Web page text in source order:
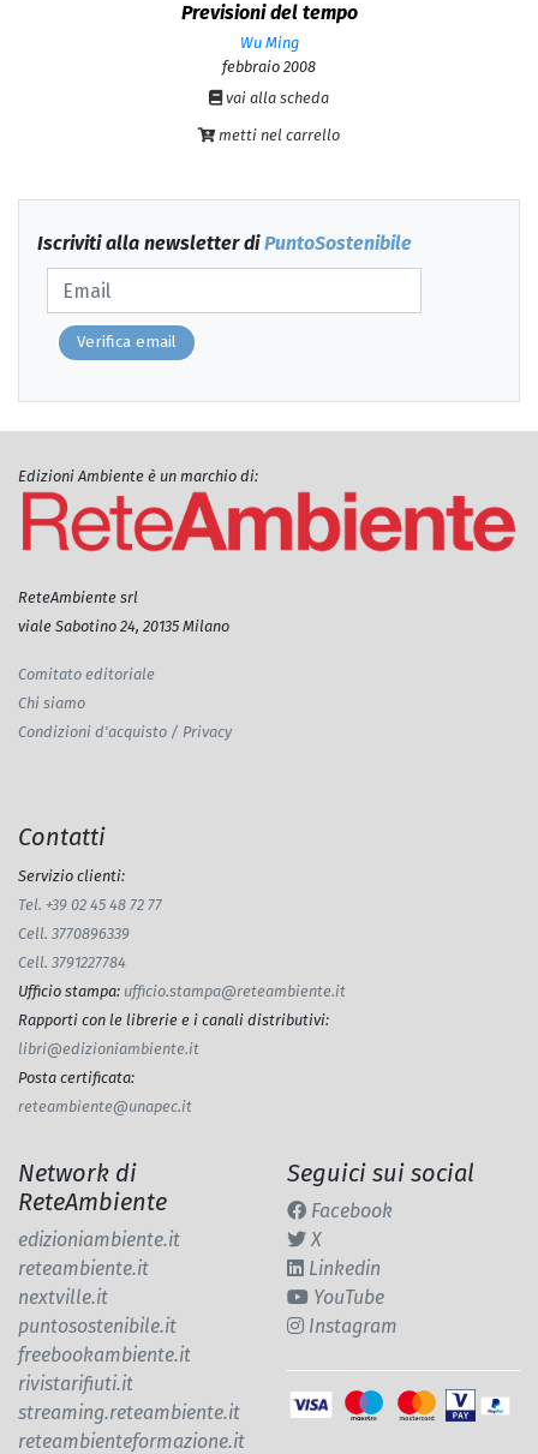
Previsioni del tempo
Wu Ming
febbraio 2008
vai alla scheda
metti nel carrello
Iscriviti alla newsletter diPuntoSostenibile
Verifica email
Edizioni Ambiente è un marchio di:
ReteAmbiente srl
viale Sabotino 24, 20135 Milano
Comitato editoriale
Chi siamo
Condizioni d'acquisto / Privacy
Contatti
Servizio clienti:
Tel. +39 02 45 48 72 77
Cell. 3770896339
Cell. 3791227784
Ufficio stampa: ufficio.stampa@reteambiente.it
Rapporti con le librerie e i canali distributivi:
libri@edizioniambiente.it
Posta certificata:
reteambiente@unapec.it
Network di
ReteAmbiente
edizioniambiente.it
reteambiente.it
nextville.it
puntosostenibile.it
freebookambiente.it
rivistarifiuti.it
streaming.reteambiente.it
reteambienteformazione.it
Seguici sui social
Facebook
X
Linkedin
YouTube
Instagram